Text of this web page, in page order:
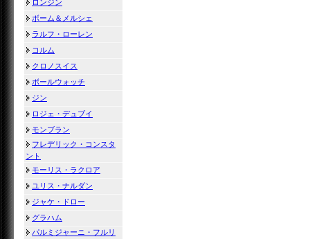
ロンジン
ボーム＆メルシェ
ラルフ・ローレン
コルム
クロノスイス
ボールウォッチ
ジン
ロジェ・デュブイ
モンブラン
フレデリック・コンスタ
ント
モーリス・ラクロア
ユリス・ナルダン
ジャケ・ドロー
グラハム
パルミジャーニ・フルリ